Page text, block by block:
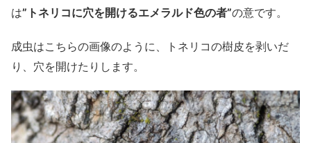
は”トネリコに穴を開けるエメラルド色の者”の意です。
成虫はこちらの画像のように、トネリコの樹皮を剥いだ
り、穴を開けたりします。